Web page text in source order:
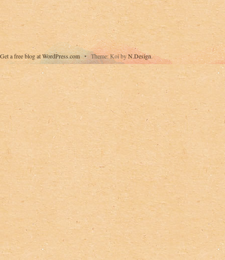
Get a free blog at WordPress.com • Theme: Koi byN.Design.